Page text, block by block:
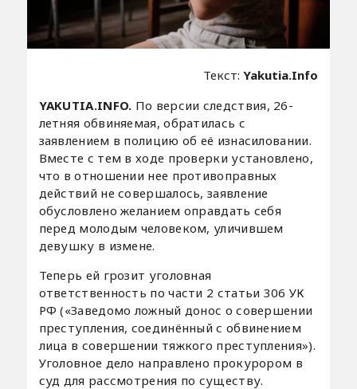
Текст:Yakutia.Info
YAKUTIA.INFO. По версии следствия, 26-
летняя обвиняемая, обратилась с
заявлением в полицию об её изнасиловании.
Вместе с тем в ходе проверки установлено,
что в отношении нее противоправных
действий не совершалось, заявление
обусловлено желанием оправдать себя
перед молодым человеком, уличившем
девушку в измене.
Теперь ей грозит уголовная
ответственность по части 2 статьи 306 УК
РФ («Заведомо ложный донос о совершении
преступления, соединённый с обвинением
лица в совершении тяжкого преступления»).
Уголовное дело направлено прокурором в
суд для рассмотрения по существу.